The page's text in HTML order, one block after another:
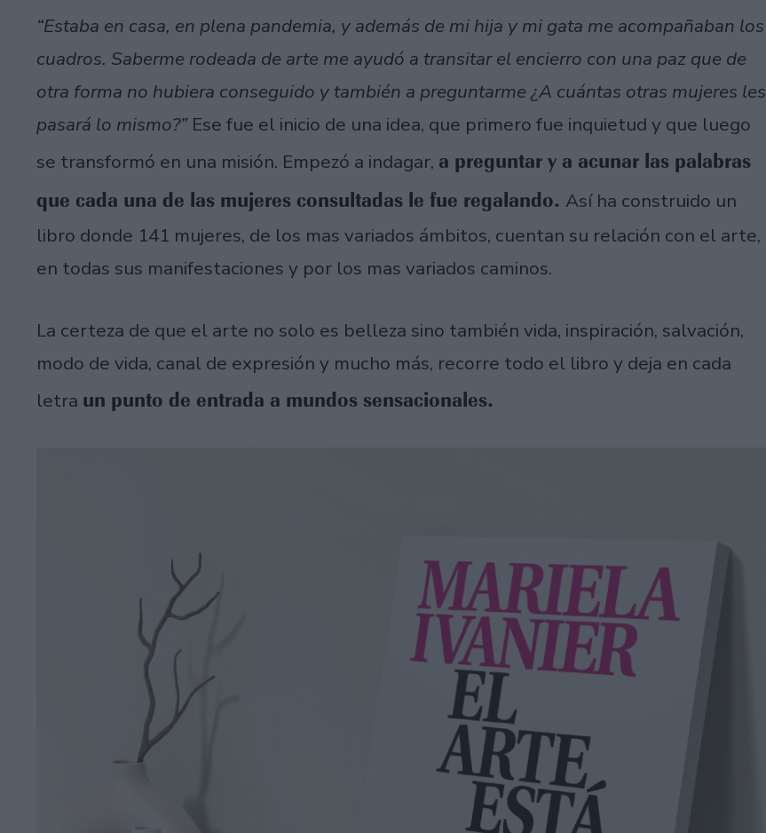
“Estaba en casa, en plena pandemia, y además de mi hija y mi gata me acompañaban los
cuadros. Saberme rodeada de arte me ayudó a transitar el encierro con una paz que de
otra forma no hubiera conseguido y también a preguntarme ¿A cuántas otras mujeres les
pasará lo mismo?” Ese fue el inicio de una idea, que primero fue inquietud y que luego
se transformó en una misión. Empezó a indagar, a preguntar y a acunar las palabras
que cada una de las mujeres consultadas le fue regalando. Así ha construido un
libro donde 141 mujeres, de los mas variados ámbitos, cuentan su relación con el arte,
en todas sus manifestaciones y por los mas variados caminos.
La certeza de que el arte no solo es belleza sino también vida, inspiración, salvación,
modo de vida, canal de expresión y mucho más, recorre todo el libro y deja en cada
letra un punto de entrada a mundos sensacionales.